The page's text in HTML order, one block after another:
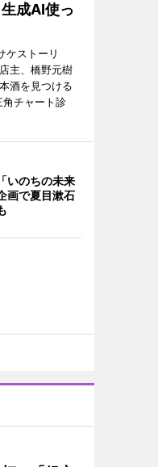
成AI使っ
ケストーリ
主、橋野元樹
酒を見つける
チャート診
いのちの未来
画で夏目漱石